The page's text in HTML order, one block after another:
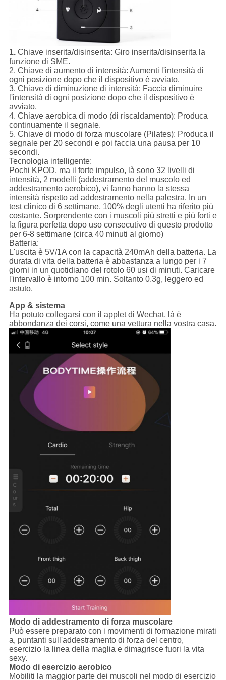
1. Chiave inserita/disinserita: Giro inserita/disinserita la
funzione di SME.
2. Chiave di aumento di intensità: Aumenti l'intensità di
ogni posizione dopo che il dispositivo è avviato.
3. Chiave di diminuzione di intensità: Faccia diminuire
l'intensità di ogni posizione dopo che il dispositivo è
avviato.
4. Chiave aerobica di modo (di riscaldamento): Produca
continuamente il segnale.
5. Chiave di modo di forza muscolare (Pilates): Produca il
segnale per 20 secondi e poi faccia una pausa per 10
secondi.
Tecnologia intelligente:
Pochi KPOD, ma il forte impulso, là sono 32 livelli di
intensità, 2 modelli (addestramento del muscolo ed
addestramento aerobico), vi fanno hanno la stessa
intensità rispetto ad addestramento nella palestra. In un
test clinico di 6 settimane, 100% degli utenti ha riferito più
costante. Sorprendente con i muscoli più stretti e più forti e
la figura perfetta dopo uso consecutivo di questo prodotto
per 6-8 settimane (circa 40 minuti al giorno)
Batteria:
L'uscita è 5V/1A con la capacità 240mAh della batteria. La
durata di vita della batteria è abbastanza a lungo per i 7
giorni in un quotidiano del rotolo 60 usi di minuti. Caricare
l'intervallo è intorno 100 min. Soltanto 0.3g, leggero ed
astuto.
App & sistema
Ha potuto collegarsi con il applet di Wechat, là è
abbondanza dei corsi, come una vettura nella vostra casa.
Modo di addestramento di forza muscolare
Può essere preparato con i movimenti di formazione mirati
a, puntanti sull'addestramento di forza del centro,
esercizio la linea della maglia e dimagrisce fuori la vita
sexy.
Modo di esercizio aerobico
Mobiliti la maggior parte dei muscoli nel modo di esercizio